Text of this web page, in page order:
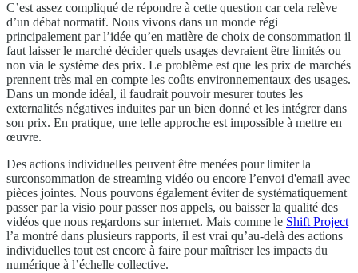
C’est assez compliqué de répondre à cette question car cela relève
d’un débat normatif. Nous vivons dans un monde régi
principalement par l’idée qu’en matière de choix de consommation il
faut laisser le marché décider quels usages devraient être limités ou
non via le système des prix. Le problème est que les prix de marchés
prennent très mal en compte les coûts environnementaux des usages.
Dans un monde idéal, il faudrait pouvoir mesurer toutes les
externalités négatives induites par un bien donné et les intégrer dans
son prix. En pratique, une telle approche est impossible à mettre en
œuvre.
Des actions individuelles peuvent être menées pour limiter la
surconsommation de streaming vidéo ou encore l’envoi d'email avec
pièces jointes. Nous pouvons également éviter de systématiquement
passer par la visio pour passer nos appels, ou baisser la qualité des
vidéos que nous regardons sur internet. Mais comme le Shift Project
l’a montré dans plusieurs rapports, il est vrai qu’au-delà des actions
individuelles tout est encore à faire pour maîtriser les impacts du
numérique à l’échelle collective.